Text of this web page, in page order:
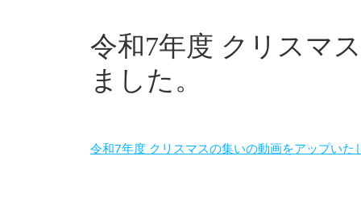
令和7年度 クリスマ
ました。
令和7年度 クリスマスの集いの動画をアップいた